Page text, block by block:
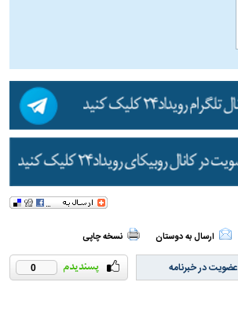
ارسال به دوستان نسخه چاپی
0 عضویت در خبرنامه